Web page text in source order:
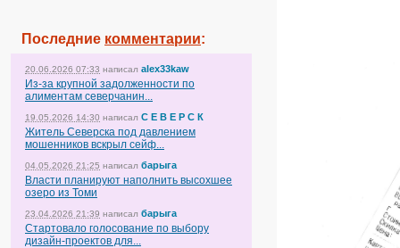
Последние комментарии:
20.06.2026 07:33 написал alex33kaw
Из-за крупной задолженности по
алиментам северчанин...
19.05.2026 14:30 написал С Е В Е Р С К
Житель Северска под давлением
мошенников вскрыл сейф...
04.05.2026 21:25 написал барыга
Власти планируют наполнить высохшее
озеро из Томи
23.04.2026 21:39 написал барыга
Стартовало голосование по выбору
дизайн-проектов для...